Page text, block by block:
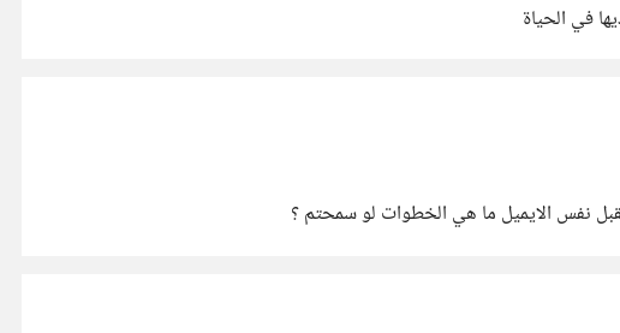
في الحياة
نفس الايميل ما هي الخطوات لو سمحتم ؟